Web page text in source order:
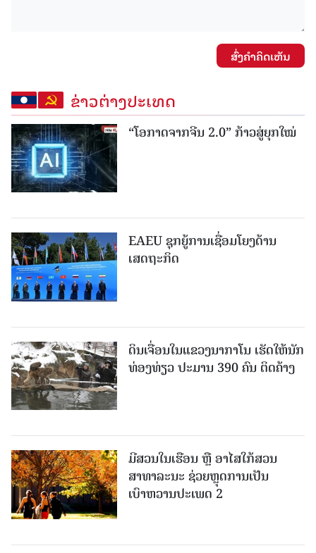
ສົ່ງຄໍາຄິດເຫັນ
ຂ່າວຕ່າງປະເທດ
“ໂອກາດຈາກຈີນ 2.0” ກ້າວສູ່ຍຸກໃໝ່
EAEU ຊຸກຍູ້ການເຊື່ອມໂຍງດ້ານ
ເສດຖະກິດ
ດິນເຈື່ອນໃນແຂວງນາກາໂນ ເຮັດໃຫ້ນັກ
ທ່ອງທ່ຽວ ປະມານ 390 ຄົນ ຕິດຄ້າງ
ມີສວນໃນເຮືອນ ຫຼື ອາໄສໃກ້ສວນ
ສາທາລະນະ ຊ່ວຍຫຼຸດການເປັນ
ເບົາຫວານປະເພດ 2